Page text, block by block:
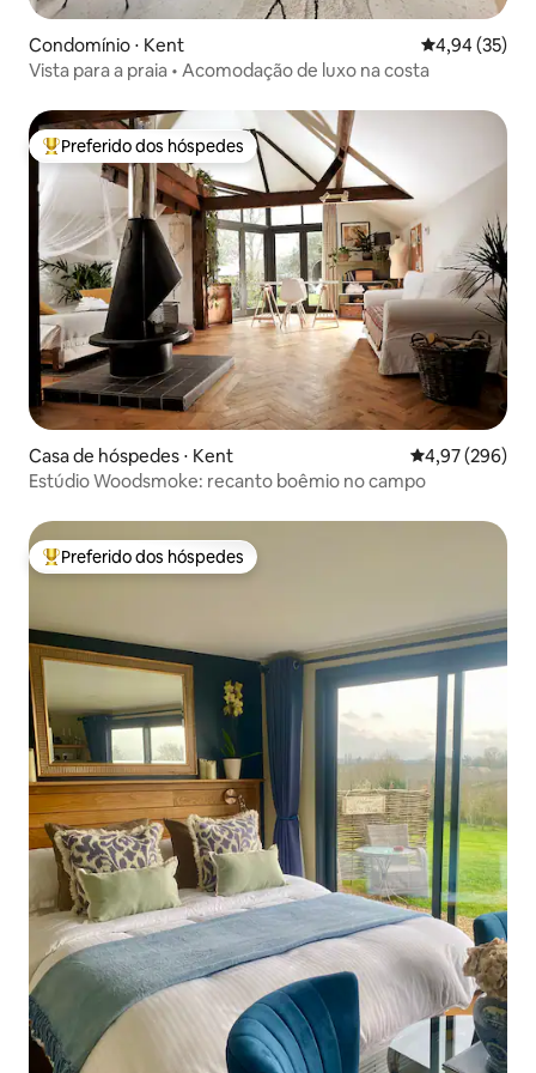
Condomínio ⋅ Kent 4,94 de uma
4,94 (35)
Vista para a praia • Acomodação de luxo na costa
Entre os melhores preferidos dos hóspedes
Preferido dos hóspedes
Casa de hóspedes ⋅ Kent 4,97 de uma
4,97 (296)
Estúdio Woodsmoke: recanto boêmio no campo
Entre os melhores preferidos dos hóspedes
Preferido dos hóspedes